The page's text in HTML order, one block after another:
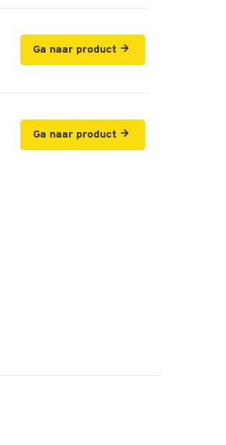
Ga naar product
Ga naar product